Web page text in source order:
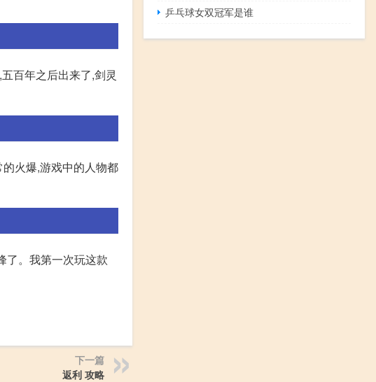
百年之后出来了,剑灵
火爆,游戏中的人物都
了。我第一次玩这款
下一篇
返利 攻略
乒乓球女双冠军是谁